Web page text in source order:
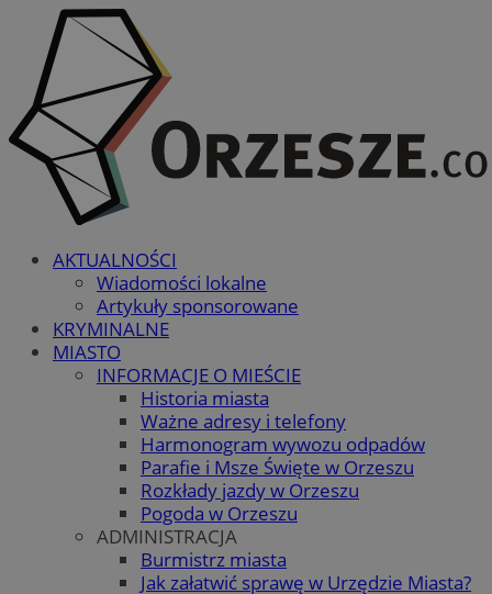
AKTUALNOŚCI
Wiadomości lokalne
Artykuły sponsorowane
KRYMINALNE
MIASTO
INFORMACJE O MIEŚCIE
Historia miasta
Ważne adresy i telefony
Harmonogram wywozu odpadów
Parafie i Msze Święte w Orzeszu
Rozkłady jazdy w Orzeszu
Pogoda w Orzeszu
ADMINISTRACJA
Burmistrz miasta
Jak załatwić sprawę w Urzędzie Miasta?